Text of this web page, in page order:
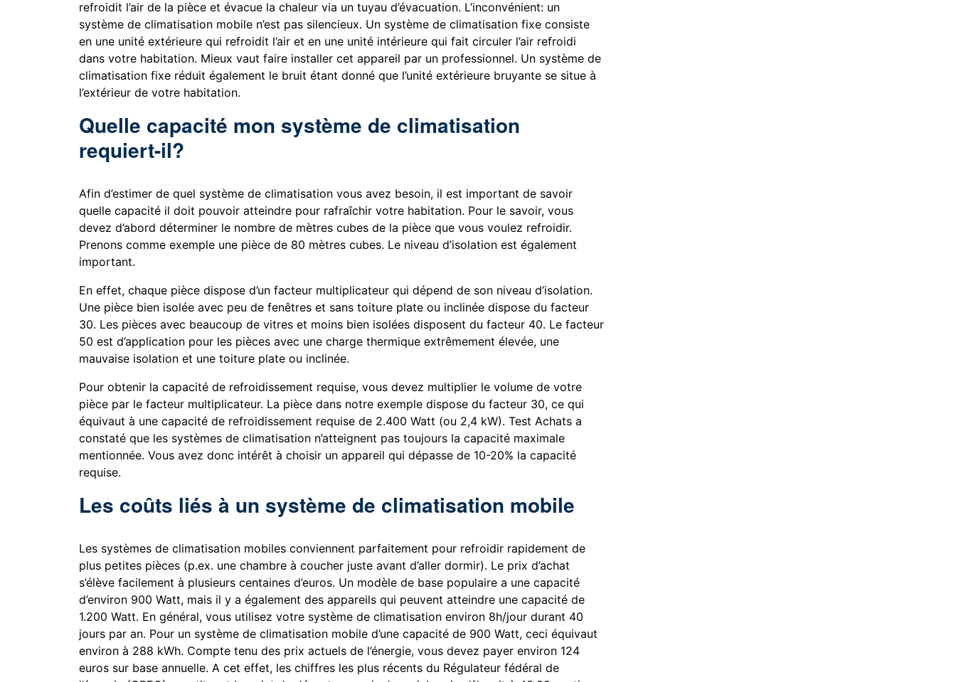
refroidit l’air de la pièce et évacue la chaleur via un tuyau d’évacuation. L’inconvénient: un
système de climatisation mobile n’est pas silencieux. Un système de climatisation fixe consiste
en une unité extérieure qui refroidit l’air et en une unité intérieure qui fait circuler l’air refroidi
dans votre habitation. Mieux vaut faire installer cet appareil par un professionnel. Un système de
climatisation fixe réduit également le bruit étant donné que l’unité extérieure bruyante se situe à
l’extérieur de votre habitation.
Quelle capacité mon système de climatisation
requiert-il?
Afin d’estimer de quel système de climatisation vous avez besoin, il est important de savoir
quelle capacité il doit pouvoir atteindre pour rafraîchir votre habitation. Pour le savoir, vous
devez d’abord déterminer le nombre de mètres cubes de la pièce que vous voulez refroidir.
Prenons comme exemple une pièce de 80 mètres cubes. Le niveau d’isolation est également
important.
En effet, chaque pièce dispose d’un facteur multiplicateur qui dépend de son niveau d’isolation.
Une pièce bien isolée avec peu de fenêtres et sans toiture plate ou inclinée dispose du facteur
30. Les pièces avec beaucoup de vitres et moins bien isolées disposent du facteur 40. Le facteur
50 est d’application pour les pièces avec une charge thermique extrêmement élevée, une
mauvaise isolation et une toiture plate ou inclinée.
Pour obtenir la capacité de refroidissement requise, vous devez multiplier le volume de votre
pièce par le facteur multiplicateur. La pièce dans notre exemple dispose du facteur 30, ce qui
équivaut à une capacité de refroidissement requise de 2.400 Watt (ou 2,4 kW). Test Achats a
constaté que les systèmes de climatisation n’atteignent pas toujours la capacité maximale
mentionnée. Vous avez donc intérêt à choisir un appareil qui dépasse de 10-20% la capacité
requise.
Les coûts liés à un système de climatisation mobile
Les systèmes de climatisation mobiles conviennent parfaitement pour refroidir rapidement de
plus petites pièces (p.ex. une chambre à coucher juste avant d’aller dormir). Le prix d’achat
s’élève facilement à plusieurs centaines d’euros. Un modèle de base populaire a une capacité
d’environ 900 Watt, mais il y a également des appareils qui peuvent atteindre une capacité de
1.200 Watt. En général, vous utilisez votre système de climatisation environ 8h/jour durant 40
jours par an. Pour un système de climatisation mobile d’une capacité de 900 Watt, ceci équivaut
environ à 288 kWh. Compte tenu des prix actuels de l’énergie, vous devez payer environ 124
euros sur base annuelle. A cet effet, les chiffres les plus récents du Régulateur fédéral de